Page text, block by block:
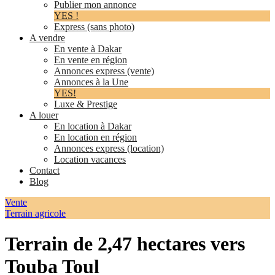
Publier mon annonce
YES !
Express (sans photo)
A vendre
En vente à Dakar
En vente en région
Annonces express (vente)
Annonces à la Une
YES!
Luxe & Prestige
A louer
En location à Dakar
En location en région
Annonces express (location)
Location vacances
Contact
Blog
Vente
Terrain agricole
Terrain de 2,47 hectares vers
Touba Toul